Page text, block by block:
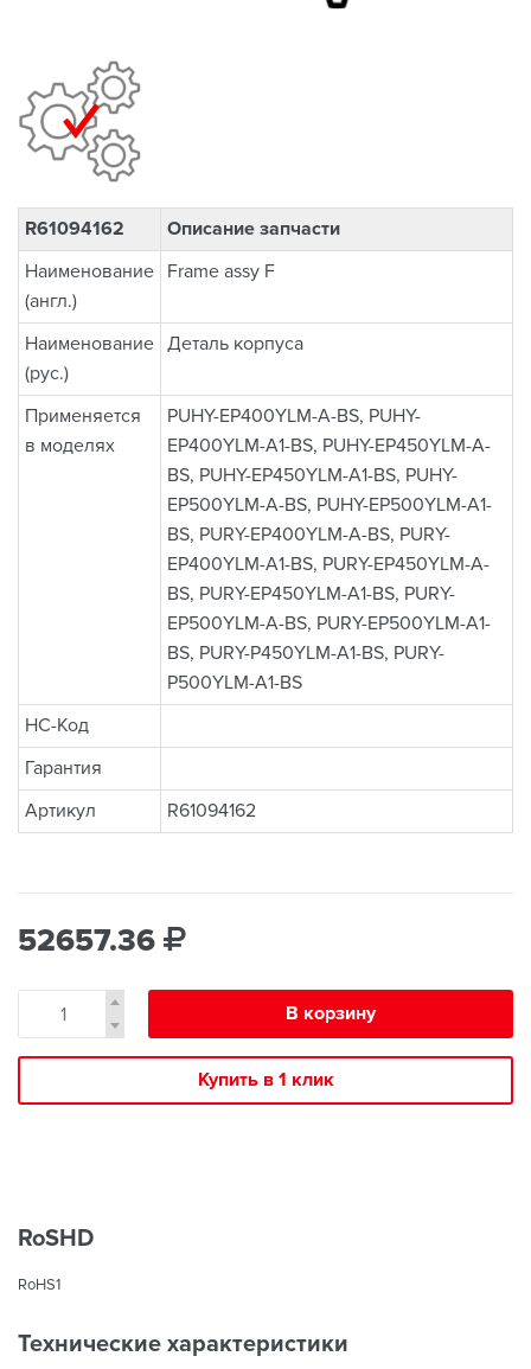
R61094162
Описание запчасти
Наименование
(англ.)
Frame assy F
Наименование
(рус.)
Деталь корпуса
Применяется
в моделях
PUHY-EP400YLM-A-BS, PUHY-
EP400YLM-A1-BS, PUHY-EP450YLM-A-
BS, PUHY-EP450YLM-A1-BS, PUHY-
EP500YLM-A-BS, PUHY-EP500YLM-A1-
BS, PURY-EP400YLM-A-BS, PURY-
EP400YLM-A1-BS, PURY-EP450YLM-A-
BS, PURY-EP450YLM-A1-BS, PURY-
EP500YLM-A-BS, PURY-EP500YLM-A1-
BS, PURY-P450YLM-A1-BS, PURY-
P500YLM-A1-BS
НС-Код
Гарантия
Артикул
R61094162
52657.36
В корзину
Купить в 1 клик
RoSHD
RoHS1
Технические характеристики